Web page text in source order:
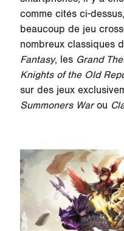
comme cités ci-
beaucoup de jeu
nombreux classiques
Fantasy, les Grand
Knights of the Old
sur des jeux
Summoners Warou